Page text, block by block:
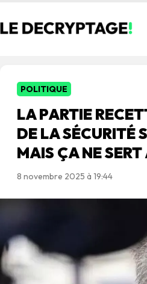
POLITIQUE
LA PARTIE
DE LA SÉCURITÉ
MAIS ÇA NE SERT
8 novembre 2025 à 19:44